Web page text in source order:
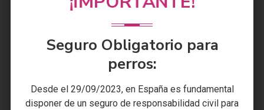
En Castro & Longo correduría de seguros ofrecemos
promociones y novedades acerca de nuestros seguros.
TEMAS
Seguro Obligatorio para
perros:
Desde el 29/09/2023, en España es fundamental
disponer de un seguro de responsabilidad civil para